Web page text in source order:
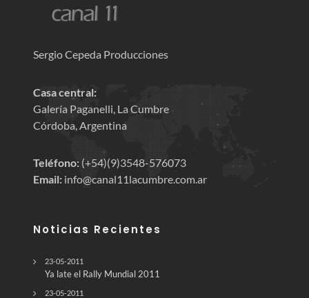
Sergio Cepeda Producciones
Casa central:
Galería Paganelli, La Cumbre
Córdoba, Argentina
Teléfono: (+54)(9)3548-576073
Email: info@canal11lacumbre.com.ar
Noticias Recientes
23-05-2011
Ya late el Rally Mundial 2011
23-05-2011